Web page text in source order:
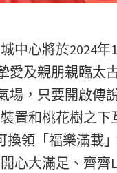
中心將於2024年
愛及親朋親臨
場，只要開啟
置和桃花樹之
換領「福樂滿載
大滿足、齊齊